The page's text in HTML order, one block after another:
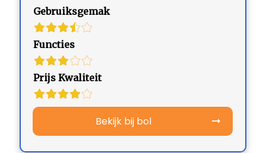
Gebruiksgemak
Functies
Prijs Kwaliteit
Bekijk bij bol